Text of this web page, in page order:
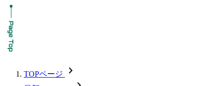
TOPページ chevron_forward